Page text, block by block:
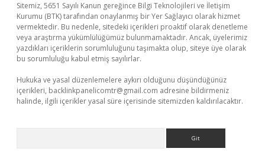
Sitemiz, 5651 Sayılı Kanun gereğince Bilgi Teknolojileri ve İletişim
Kurumu (BTK) tarafından onaylanmış bir Yer Sağlayıcı olarak hizmet
vermektedir. Bu nedenle, sitedeki içerikleri proaktif olarak denetleme
veya araştırma yükümlülüğümüz bulunmamaktadır. Ancak, üyelerimiz
yazdıkları içeriklerin sorumluluğunu taşımakta olup, siteye üye olarak
bu sorumluluğu kabul etmiş sayılırlar.
Hukuka ve yasal düzenlemelere aykırı olduğunu düşündüğünüz
içerikleri, backlinkpanelicomtr@gmail.com adresine bildirmeniz
halinde, ilgili içerikler yasal süre içerisinde sitemizden kaldırılacaktır.